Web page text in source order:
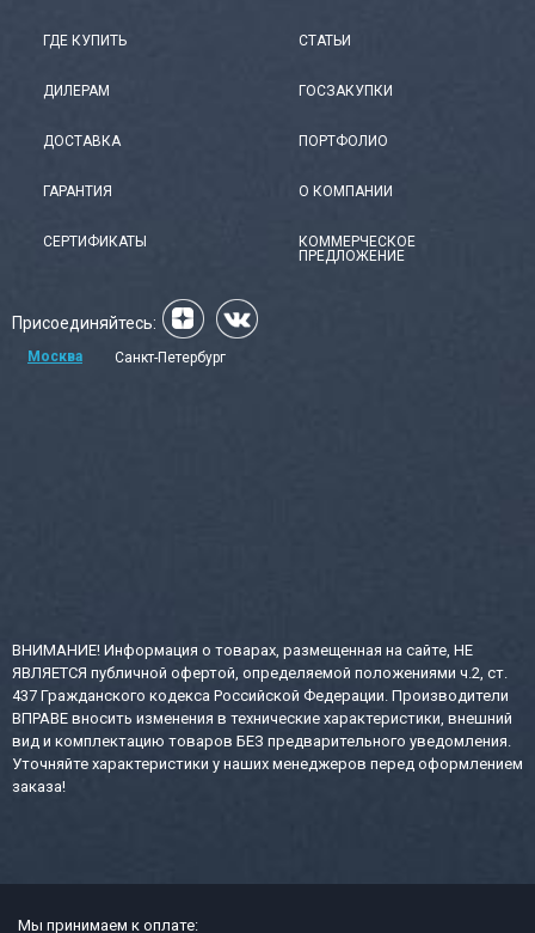
ГДЕ КУПИТЬ
ДИЛЕРАМ
ДОСТАВКА
ГАРАНТИЯ
СЕРТИФИКАТЫ
СТАТЬИ
ГОСЗАКУПКИ
ПОРТФОЛИО
О КОМПАНИИ
КОММЕРЧЕСКОЕ
ПРЕДЛОЖЕНИЕ
Присоединяйтесь:
Москва Санкт-Петербург
ВНИМАНИЕ! Информация о товарах, размещенная на сайте, НЕ
ЯВЛЯЕТСЯ публичной офертой, определяемой положениями ч.2, ст.
437 Гражданского кодекса Российской Федерации. Производители
ВПРАВЕ вносить изменения в технические характеристики, внешний
вид и комплектацию товаров БЕЗ предварительного уведомления.
Уточняйте характеристики у наших менеджеров перед оформлением
заказа!
Мы принимаем к оплате: